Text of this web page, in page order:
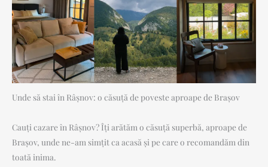
Unde să stai în Râșnov: o căsuță de poveste aproape de Brașov
Cauți cazare în Râșnov? Îți arătăm o căsuță superbă, aproape de
Brașov, unde ne-am simțit ca acasă și pe care o recomandăm din
toată inima.